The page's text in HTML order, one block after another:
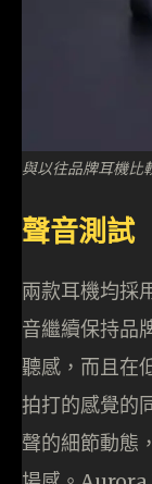
與以往品牌耳機比
聲音測試
兩款耳機均採
音繼續保持品
聽感，而且在
拍打的感覺的
聲的細節動態